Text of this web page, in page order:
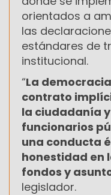
orientados a
las
estándares de
institucional.
“La
contrato
la ciudadanía
funcionarios
una conducta
honestidad en
fondos y
legislador.